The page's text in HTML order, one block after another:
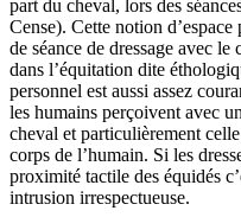
part du cheval, lors des
Cense). Cette notion
de séance de dressage avec
dans l’équitation dite
personnel est aussi assez
les humains perçoivent avec
cheval et particulièrement
corps de l’humain. Si les
proximité tactile des équidés
intrusion irrespectueuse.